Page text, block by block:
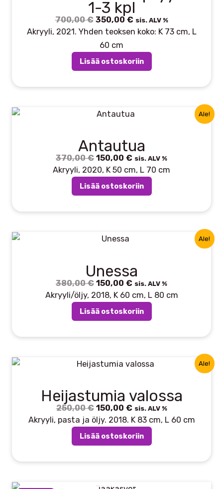
1-3 kpl
700,00€ Alkuperäinen
hinta
oli:
700,00 €.
350,00 € Nykyinen
hinta
350,00 €.
sis. ALV %
Akryyli, 2021. Yhden teoksen koko: K 73 cm, L
60 cm
Lisää ostoskoriin
Ale!
Antautua
370,00€ Alkuperäinen
hinta
oli:
370,00 €.
150,00 € Nykyinen
hinta
on:
150,00 €.
sis. ALV %
Akryyli, 2020, K 50 cm, L 70 cm
Lisää ostoskoriin
Ale!
Unessa
380,00€ Alkuperäinen
hinta
oli:
380,00 €.
150,00 € Nykyinen
hinta
on:
150,00 €.
sis. ALV %
Akryyli/öljy, 2018, K 60 cm, L 80 cm
Lisää ostoskoriin
Ale!
Heijastumia valossa
250,00€ Alkuperäinen
hinta
oli:
250,00 €.
150,00 € Nykyinen
hinta
on:
150,00 €.
sis. ALV %
Akryyli, pasta ja öljy. 2018. K 83 cm, L 60 cm
Lisää ostoskoriin